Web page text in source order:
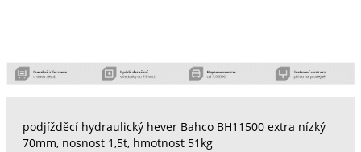
podjížděcí hydraulický hever Bahco BH11500 extra nízký
70mm, nosnost 1,5t, hmotnost 51kg